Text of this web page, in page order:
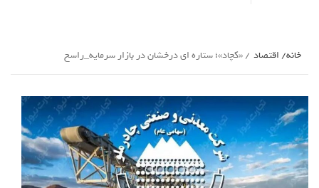
خانه اقتصاد «کچاد»؛ ستاره ای درخشان در بازار سرمایه_راسخ